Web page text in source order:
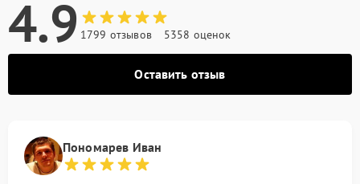
4.9 1799 отзывов 5358 оценок
Оставить отзыв
Пономарев Иван